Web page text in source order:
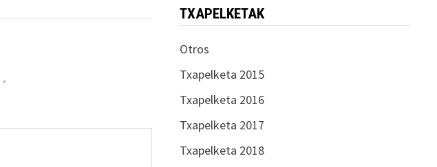
*
TXAPELKETAK
Otros
Txapelketa 2015
Txapelketa 2016
Txapelketa 2017
Txapelketa 2018